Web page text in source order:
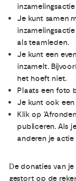
Je kunt samen
als teamleden.
Je kunt een
inzamelt.
het hoeft niet.
Plaats een foto
Je kunt ook
Klik op
publiceren. Als
anderen je actie
De donaties van
gestort op de